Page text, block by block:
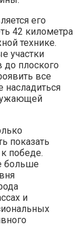
его
42 километра
технике.
участки
плоского
все
насладиться
показать
победе.
больше
и